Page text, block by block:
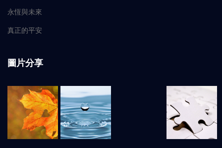
永恆與未來
真正的平安
圖片分享